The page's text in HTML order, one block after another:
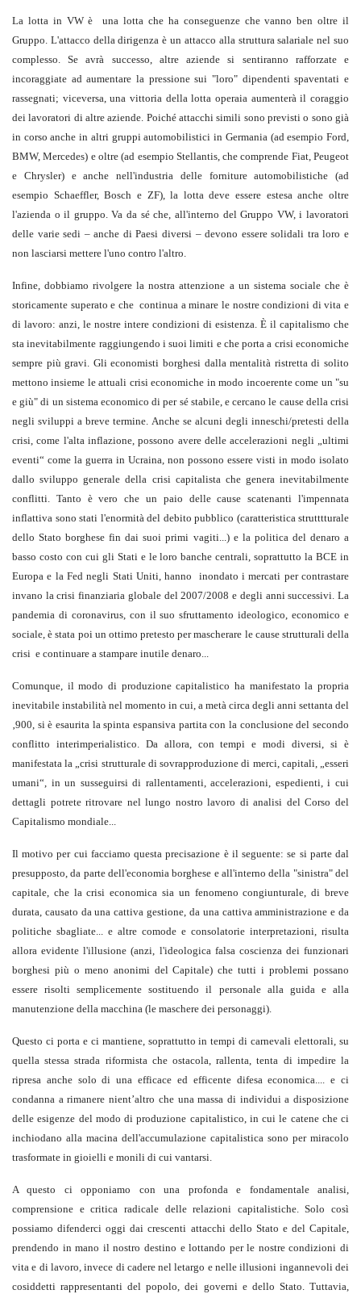
La lotta in VW è una lotta che ha conseguenze che vanno ben oltre il
Gruppo. L'attacco della dirigenza è un attacco alla struttura salariale nel suo
complesso. Se avrà successo, altre aziende si sentiranno rafforzate e
incoraggiate ad aumentare la pressione sui "loro" dipendenti spaventati e
rassegnati; viceversa, una vittoria della lotta operaia aumenterà il coraggio
dei lavoratori di altre aziende. Poiché attacchi simili sono previsti o sono già
in corso anche in altri gruppi automobilistici in Germania (ad esempio Ford,
BMW, Mercedes) e oltre (ad esempio Stellantis, che comprende Fiat, Peugeot
e Chrysler) e anche nell'industria delle forniture automobilistiche (ad
esempio Schaeffler, Bosch e ZF), la lotta deve essere estesa anche oltre
l'azienda o il gruppo. Va da sé che, all'interno del Gruppo VW, i lavoratori
delle varie sedi – anche di Paesi diversi – devono essere solidali tra loro e
non lasciarsi mettere l'uno contro l'altro.
Infine, dobbiamo rivolgere la nostra attenzione a un sistema sociale che è
storicamente superato e che continua a minare le nostre condizioni di vita e
di lavoro: anzi, le nostre intere condizioni di esistenza. È il capitalismo che
sta inevitabilmente raggiungendo i suoi limiti e che porta a crisi economiche
sempre più gravi. Gli economisti borghesi dalla mentalità ristretta di solito
mettono insieme le attuali crisi economiche in modo incoerente come un "su
e giù" di un sistema economico di per sé stabile, e cercano le cause della crisi
negli sviluppi a breve termine. Anche se alcuni degli inneschi/pretesti della
crisi, come l'alta inflazione, possono avere delle accelerazioni negli „ultimi
eventi“ come la guerra in Ucraina, non possono essere visti in modo isolato
dallo sviluppo generale della crisi capitalista che genera inevitabilmente
conflitti. Tanto è vero che un paio delle cause scatenanti l'impennata
inflattiva sono stati l'enormità del debito pubblico (caratteristica strutttturale
dello Stato borghese fin dai suoi primi vagiti...) e la politica del denaro a
basso costo con cui gli Stati e le loro banche centrali, soprattutto la BCE in
Europa e la Fed negli Stati Uniti, hanno inondato i mercati per contrastare
invano la crisi finanziaria globale del 2007/2008 e degli anni successivi. La
pandemia di coronavirus, con il suo sfruttamento ideologico, economico e
sociale, è stata poi un ottimo pretesto per mascherare le cause strutturali della
crisi e continuare a stampare inutile denaro...
Comunque, il modo di produzione capitalistico ha manifestato la propria
inevitabile instabilità nel momento in cui, a metà circa degli anni settanta del
‚900, si è esaurita la spinta espansiva partita con la conclusione del secondo
conflitto interimperialistico. Da allora, con tempi e modi diversi, si è
manifestata la „crisi strutturale di sovrapproduzione di merci, capitali, „esseri
umani“, in un susseguirsi di rallentamenti, accelerazioni, espedienti, i cui
dettagli potrete ritrovare nel lungo nostro lavoro di analisi del Corso del
Capitalismo mondiale...
Il motivo per cui facciamo questa precisazione è il seguente: se si parte dal
presupposto, da parte dell'economia borghese e all'interno della "sinistra" del
capitale, che la crisi economica sia un fenomeno congiunturale, di breve
durata, causato da una cattiva gestione, da una cattiva amministrazione e da
politiche sbagliate... e altre comode e consolatorie interpretazioni, risulta
allora evidente l'illusione (anzi, l'ideologica falsa coscienza dei funzionari
borghesi più o meno anonimi del Capitale) che tutti i problemi possano
essere risolti semplicemente sostituendo il personale alla guida e alla
manutenzione della macchina (le maschere dei personaggi).
Questo ci porta e ci mantiene, soprattutto in tempi di carnevali elettorali, su
quella stessa strada riformista che ostacola, rallenta, tenta di impedire la
ripresa anche solo di una efficace ed efficente difesa economica.... e ci
condanna a rimanere nient’altro che una massa di individui a disposizione
delle esigenze del modo di produzione capitalistico, in cui le catene che ci
inchiodano alla macina dell'accumulazione capitalistica sono per miracolo
trasformate in gioielli e monili di cui vantarsi.
A questo ci opponiamo con una profonda e fondamentale analisi,
comprensione e critica radicale delle relazioni capitalistiche. Solo così
possiamo difenderci oggi dai crescenti attacchi dello Stato e del Capitale,
prendendo in mano il nostro destino e lottando per le nostre condizioni di
vita e di lavoro, invece di cadere nel letargo e nelle illusioni ingannevoli dei
cosiddetti rappresentanti del popolo, dei governi e dello Stato. Tuttavia,